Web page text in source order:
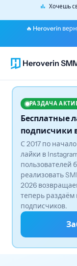
Хочешь
🔥 Heroverin
Heroverin
РАЗДАЧА
Бесплатные
подписчики
С 2017 по
лайки в
пользователей
реализовать
2026
теперь раздаём
подписчиков.